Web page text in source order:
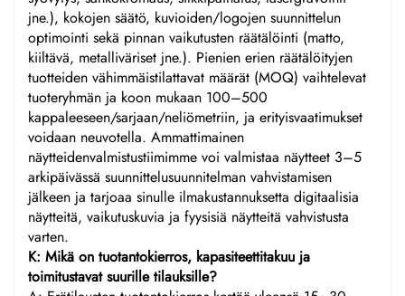
jne.), kokojen säätö, kuvioiden/logojen suunnittelun
optimointi sekä pinnan vaikutusten räätälöinti (matto,
kiiltävä, metalliväriset jne.). Pienien erien räätälöityjen
tuotteiden vähimmäistilattavat määrät (MOQ) vaihtelevat
tuoteryhmän ja koon mukaan 100–500
kappaleeseen/sarjaan/neliömetriin, ja erityisvaatimukset
voidaan neuvotella. Ammattimainen
näytteidenvalmistustiimimme voi valmistaa näytteet 3–5
arkipäivässä suunnittelusuunnitelman vahvistamisen
jälkeen ja tarjoaa sinulle ilmakustannuksetta digitaalisia
näytteitä, vaikutuskuvia ja fyysisiä näytteitä vahvistusta
varten.
K: Mikä on tuotantokierros, kapasiteettitakuu ja
toimitustavat suurille tilauksille?